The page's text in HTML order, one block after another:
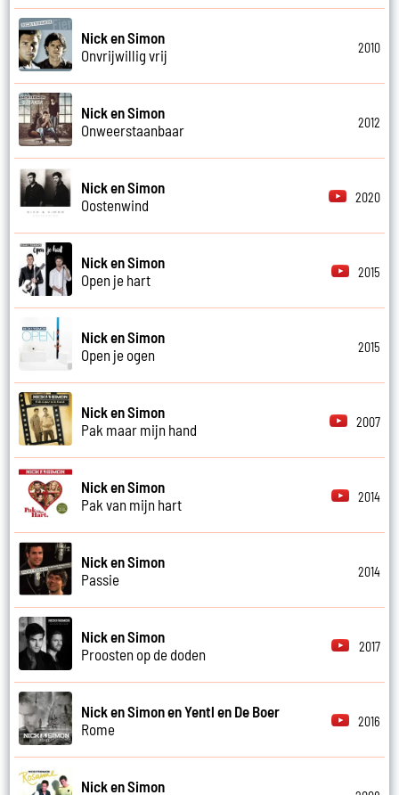
Nick en Simon
Onvrijwillig vrij
2010
Nick en Simon
Onweerstaanbaar
2012
Nick en Simon
Oostenwind
2020
Nick en Simon
Open je hart
2015
Nick en Simon
Open je ogen
2015
Nick en Simon
Pak maar mijn hand
2007
Nick en Simon
Pak van mijn hart
2014
Nick en Simon
Passie
2014
Nick en Simon
Proosten op de doden
2017
Nick en Simon en Yentl en De Boer
Rome
2016
Nick en Simon